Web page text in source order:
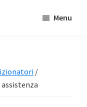
Menu
/